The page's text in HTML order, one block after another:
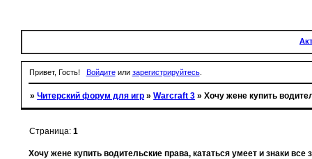
Привет, Гость! Войдитеили зарегистрируйтесь.
»Читерский форум для игр »Warcraft 3 »Хочу жене купить
Хочу жене купить водительские права, кататься умеет и знаки все
Страница:1